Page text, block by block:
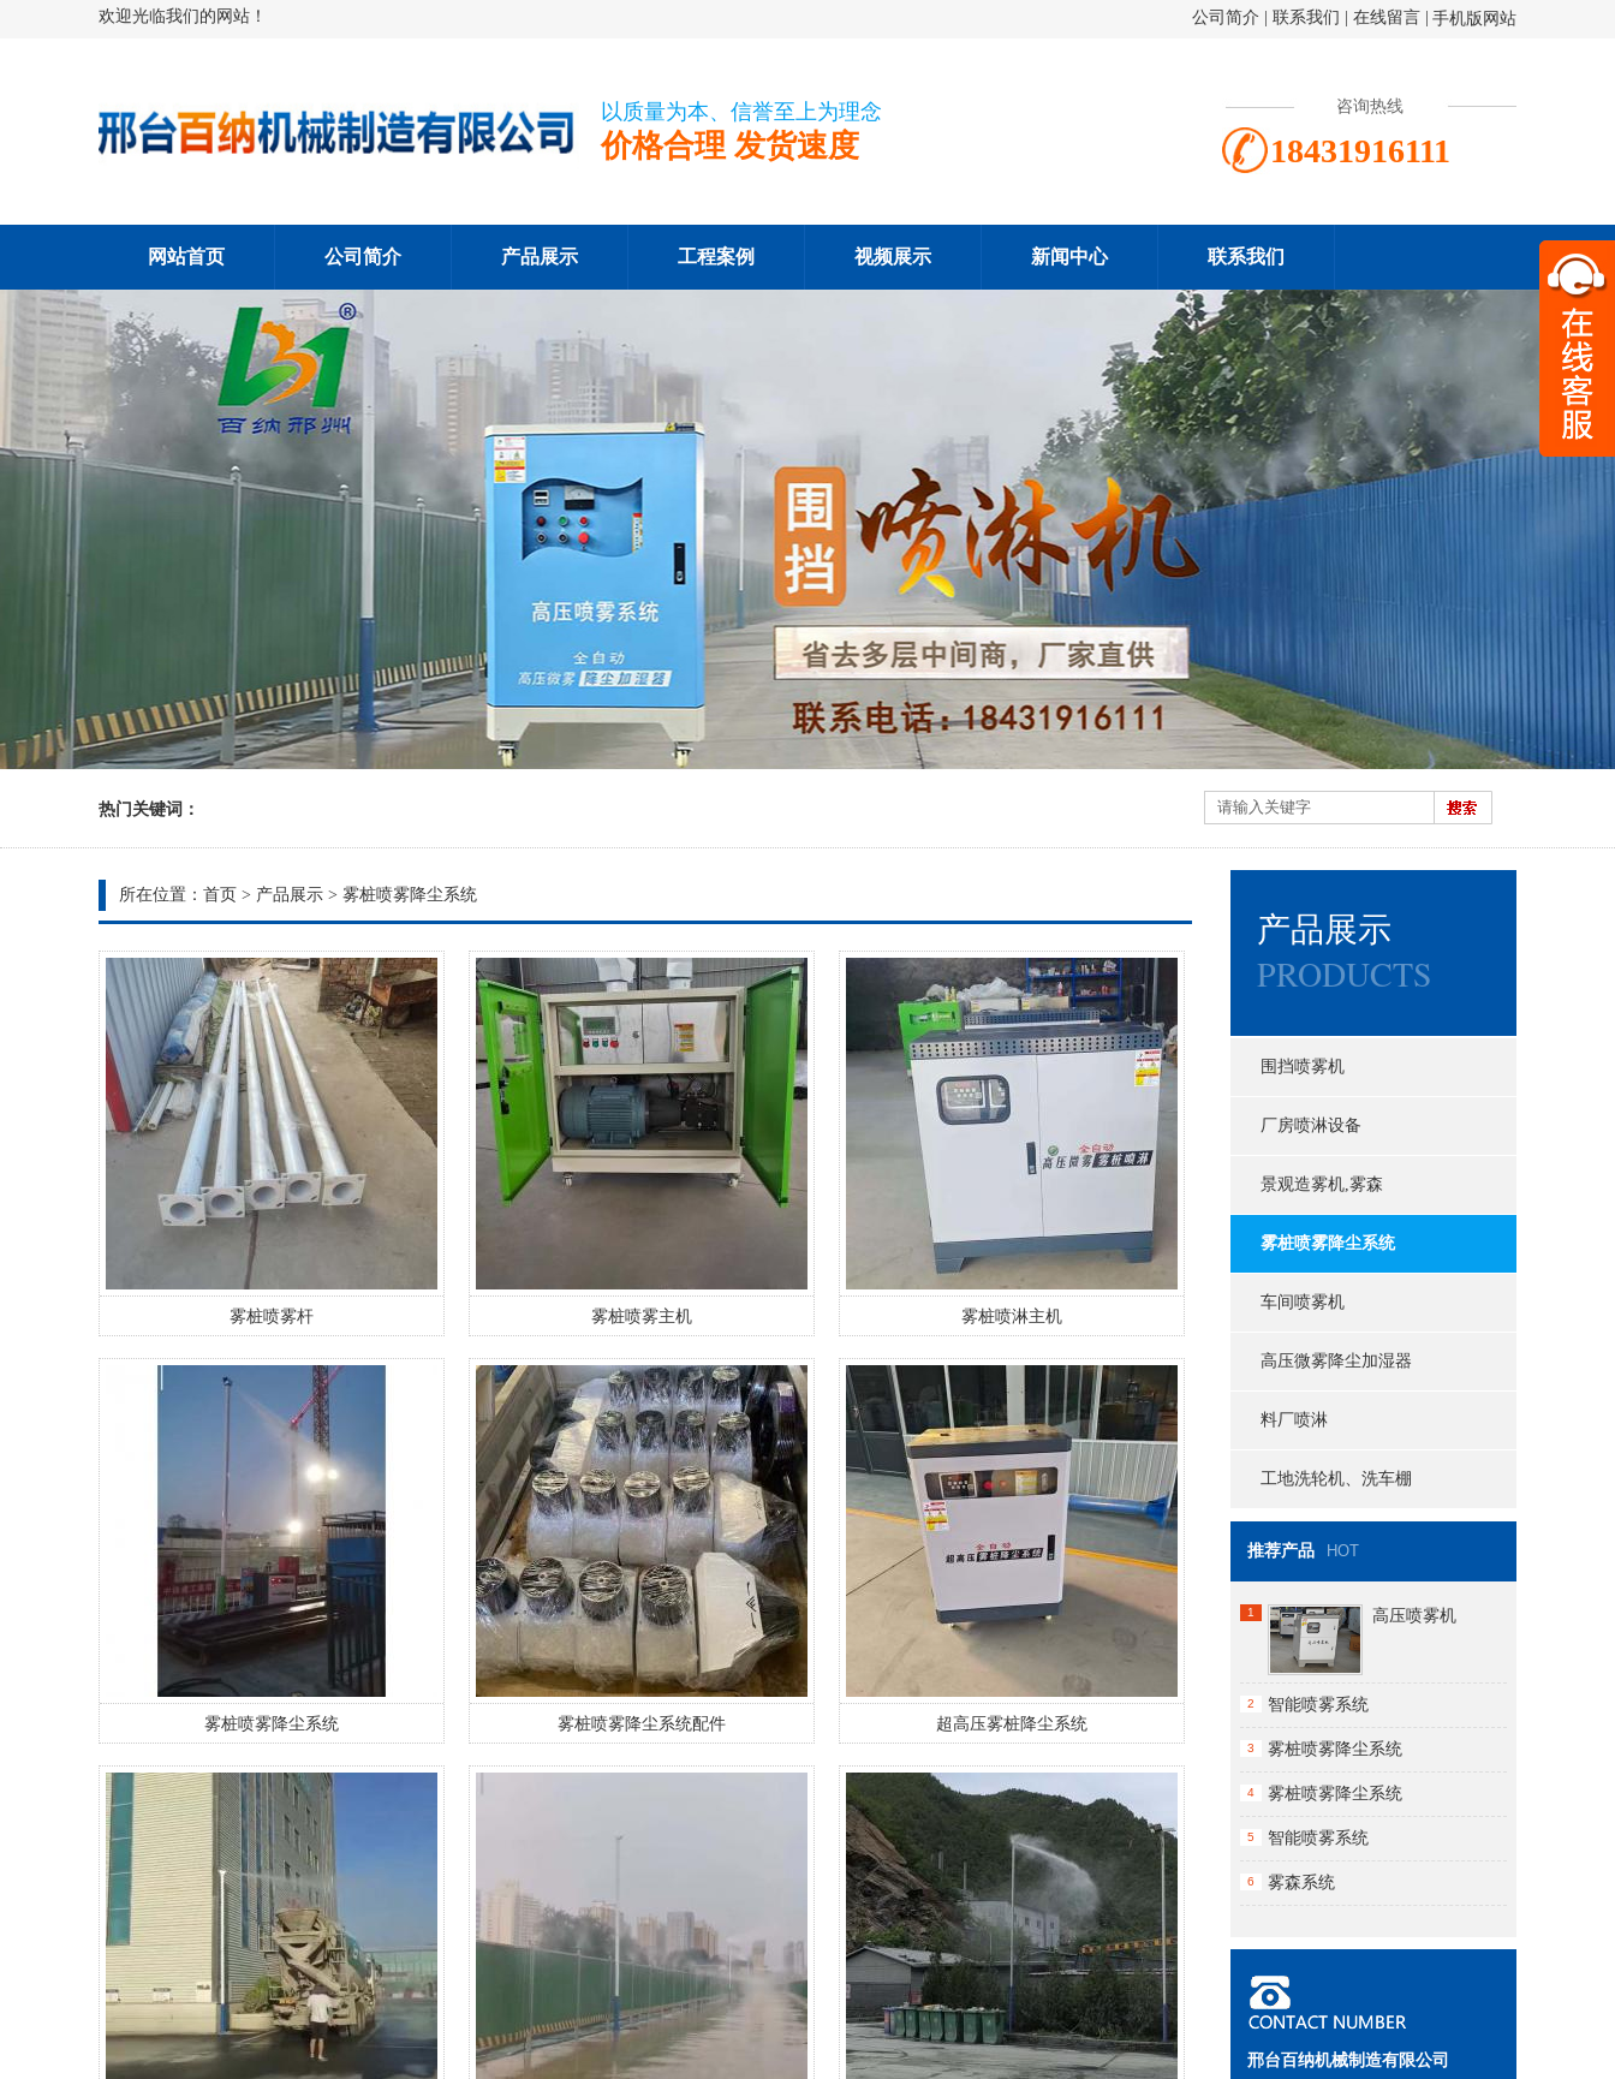
欢迎光临我们的网站！ 手机版网站
公司简介 联系我们 在线留言
以质量为本、信誉至上为理念
价格合理 发货速度
咨询热线
18431916111
网站首页 公司简介 产品展示 工程案例 视频展示 新闻中心 联系我们
热门关键词：
所在位置： 首页 > 产品展示 > 雾桩喷雾降尘系统
雾桩喷雾杆 雾桩喷雾主机 雾桩喷淋主机
雾桩喷雾降尘系统 雾桩喷雾降尘系统配件 超高压雾桩降尘系统
产品展示
PRODUCTS
围挡喷雾机
厂房喷淋设备
景观造雾机,雾森
雾桩喷雾降尘系统
车间喷雾机
高压微雾降尘加湿器
料厂喷淋
工地洗轮机、洗车棚
推荐产品 HOT
1 高压喷雾机
2 智能喷雾系统
3 雾桩喷雾降尘系统
4 雾桩喷雾降尘系统
5 智能喷雾系统
6 雾森系统
邢台百纳机械制造有限公司
扫一